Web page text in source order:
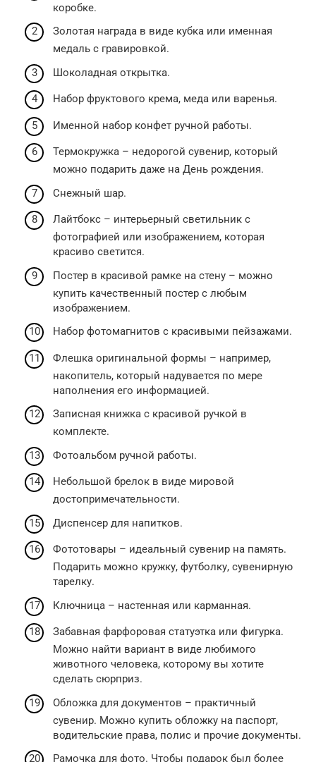
коробке.
Золотая награда в виде кубка или именная
медаль с гравировкой.
Шоколадная открытка.
Набор фруктового крема, меда или варенья.
Именной набор конфет ручной работы.
Термокружка – недорогой сувенир, который
можно подарить даже на День рождения.
Снежный шар.
Лайтбокс – интерьерный светильник с
фотографией или изображением, которая
красиво светится.
Постер в красивой рамке на стену – можно
купить качественный постер с любым
изображением.
Набор фотомагнитов с красивыми пейзажами.
Флешка оригинальной формы – например,
накопитель, который надувается по мере
наполнения его информацией.
Записная книжка с красивой ручкой в
комплекте.
Фотоальбом ручной работы.
Небольшой брелок в виде мировой
достопримечательности.
Диспенсер для напитков.
Фототовары – идеальный сувенир на память.
Подарить можно кружку, футболку, сувенирную
тарелку.
Ключница – настенная или карманная.
Забавная фарфоровая статуэтка или фигурка.
Можно найти вариант в виде любимого
животного человека, которому вы хотите
сделать сюрприз.
Обложка для документов – практичный
сувенир. Можно купить обложку на паспорт,
водительские права, полис и прочие документы.
Рамочка для фото. Чтобы подарок был более